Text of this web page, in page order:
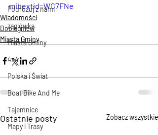
Podróżuj z nami
żaglówką
Miasta Gminy
4x4
Polska i Świat
Boat Bike And Me
Tajemnice
Mapy i Trasy
mibextid=WC7FNe
Wiadomości
Dobiegniew
Miasta Gminy
Ostatnie posty Zobacz wszystkie